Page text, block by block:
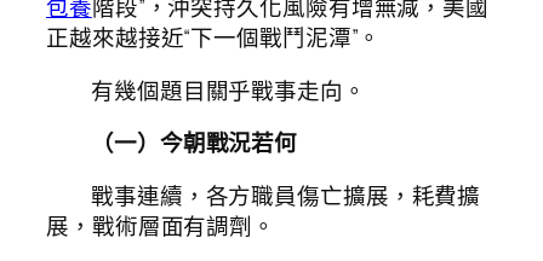
包養階段”，沖突持久化風險有增無減，美國
正越來越接近“下一個戰鬥泥潭”。
有幾個題目關乎戰事走向。
（一）今朝戰況若何
戰事連續，各方職員傷亡擴展，耗費擴
展，戰術層面有調劑。